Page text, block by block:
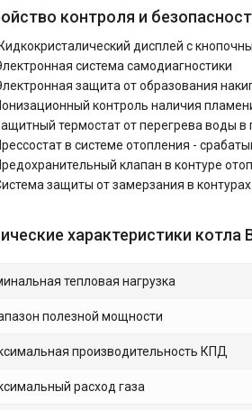
контроля и
дисплей с
система самодиагностики
защита от образования
контроль наличия
термостат от перегрева воды
в системе отопления -
клапан в контуре
защиты от замерзания в
характеристики котла
тепловая нагрузка
полезной мощности
производительность КПД
расход газа